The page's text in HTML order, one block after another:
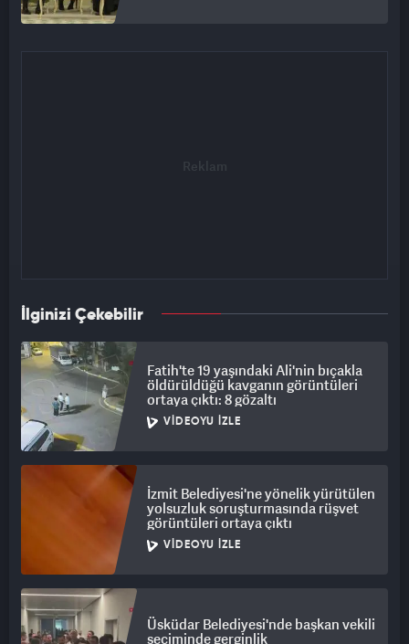
İlginizi Çekebilir
Fatih'te 19 yaşındaki Ali'nin bıçakla
öldürüldüğü kavganın görüntüleri
ortaya çıktı: 8 gözaltı
VIDEOYU İZLE
İzmit Belediyesi'ne yönelik yürütülen
yolsuzluk soruşturmasında rüşvet
görüntüleri ortaya çıktı
VIDEOYU İZLE
Üsküdar Belediyesi'nde başkan vekili
seçiminde gerginlik